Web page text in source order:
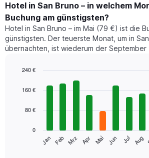
Hotel in San Bruno – in welchem
Buchung am günstigsten?
Hotel in San Bruno – im Mai (79 €) ist die
günstigsten. Der teuerste Monat, um in
übernachten, ist wiederum der September
chart
bars.
folgende
graphic.
Jan Feb Mrz Apr Mai Jun Jul Aug
0
80 €
160 €
240 €